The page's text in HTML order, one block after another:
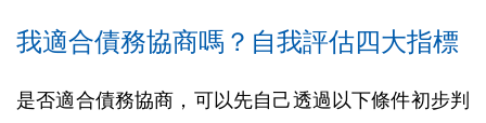
我適合債務協商嗎？自我評估四大指標
是否適合債務協商，可以先自己透過以下條件初步判